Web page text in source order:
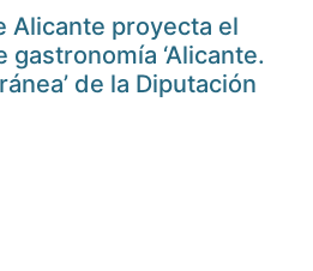
Alicante proyecta el
‘Alicante.
de la Diputación